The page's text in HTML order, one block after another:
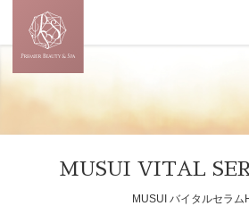
MUSUI VITAL
MUSUI バイタルセラム